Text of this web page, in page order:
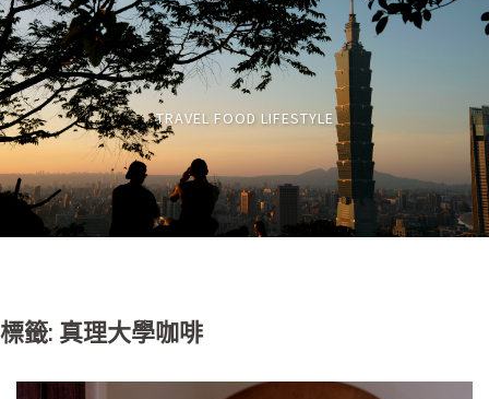
TRAVEL FOOD LIFESTYLE
標籤: 真理大學咖啡